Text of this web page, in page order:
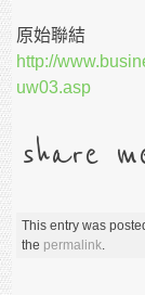
原始聯結
http://
uw03.asp
share
This entry was
the permalink.